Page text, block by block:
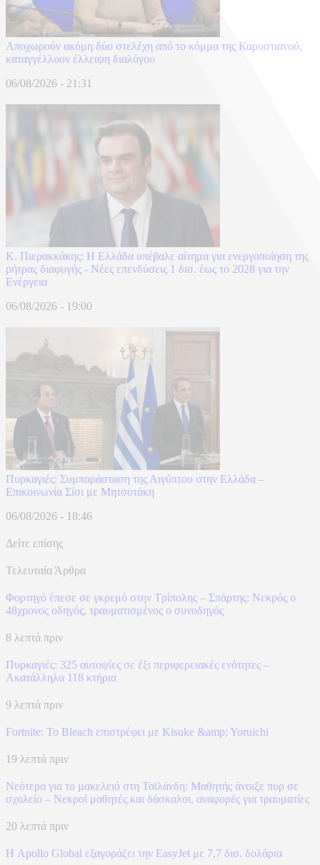
Αποχωρούν ακόμη δύο στελέχη από το κόμμα της Καρυστιανού,
καταγγέλλουν έλλειψη διαλόγου
06/08/2026 - 21:31
Κ. Πιερακκάκης: Η Ελλάδα υπέβαλε αίτημα για ενεργοποίηση της
ρήτρας διαφυγής - Νέες επενδύσεις 1 δισ. έως το 2028 για την
Ενέργεια
06/08/2026 - 19:00
Πυρκαγιές: Συμπαράσταση της Αιγύπτου στην Ελλάδα –
Επικοινωνία Σίσι με Μητσοτάκη
06/08/2026 - 18:46
Δείτε επίσης
Τελευταία Άρθρα
Φορτηγό έπεσε σε γκρεμό στην Τρίπολης – Σπάρτης: Νεκρός ο
48χρονος οδηγός, τραυματισμένος ο συνοδηγός
8 λεπτά πριν
Πυρκαγιές: 325 αυτοψίες σε έξι περιφερειακές ενότητες –
Ακατάλληλα 118 κτήρια
9 λεπτά πριν
Fortnite: Το Bleach επιστρέφει με Kisuke &amp; Yoruichi
19 λεπτά πριν
Νεότερα για το μακελειό στη Ταϊλάνδη: Μαθητής άνοιξε πυρ σε
σχολείο – Νεκροί μαθητές και δάσκαλοι, αναφορές για τραυματίες
20 λεπτά πριν
Η Apollo Global εξαγοράζει την EasyJet με 7,7 δισ. δολάρια